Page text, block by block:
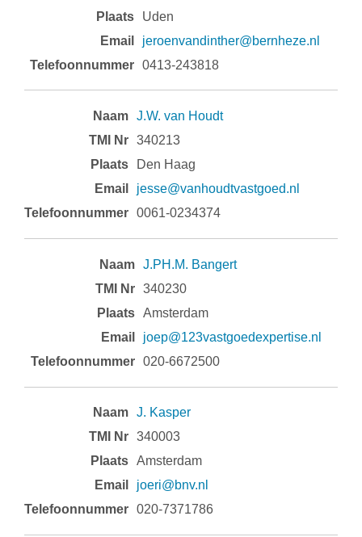
Uden
jeroenvandinther@bernheze.nl
0413-243818
J.W. van Houdt
340213
Den Haag
jesse@vanhoudtvastgoed.nl
0061-0234374
J.PH.M. Bangert
340230
Amsterdam
joep@123vastgoedexpertise.nl
020-6672500
J. Kasper
340003
Amsterdam
joeri@bnv.nl
020-7371786